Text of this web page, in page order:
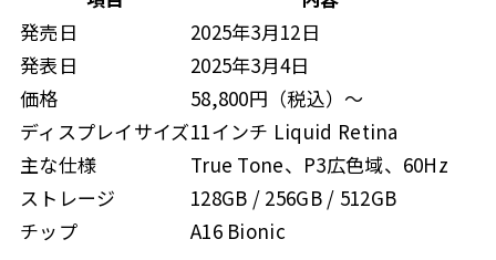
発売日
2025年3月12日
発表日
2025年3月4日
価格
58,800円（税込）〜
ディスプレイサイズ11インチ Liquid Retina
主な仕様
True Tone、P3広色域、60Hz
ストレージ
128GB / 256GB / 512GB
チップ
A16 Bionic